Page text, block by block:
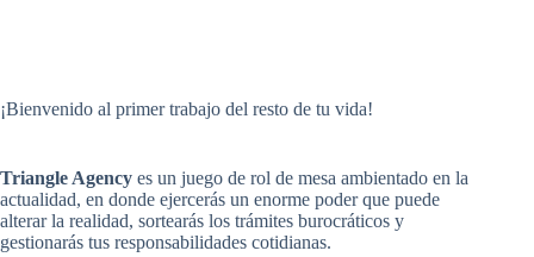
¡Bienvenido al primer trabajo del resto de tu vida!
Triangle Agency es un juego de rol de mesa ambientado en la
actualidad, en donde ejercerás un enorme poder que puede
alterar la realidad, sortearás los trámites burocráticos y
gestionarás tus responsabilidades cotidianas.